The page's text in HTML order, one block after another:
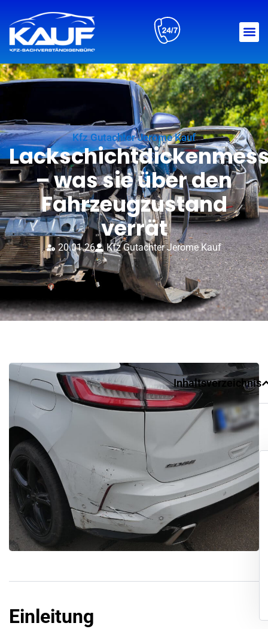
Kfz Gutachter Jerome Kauf
– was sie über den
Fahrzeugzustand
verrät
20.01.26 Kfz Gutachter Jerome Kauf
Einleitung
Inhaltsverzeichnis